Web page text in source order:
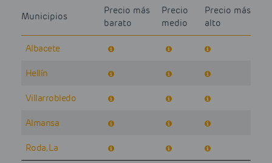
Municipios
Precio más
barato
Precio
medio
Precio más
alto
Albacete
Hellín
Villarrobledo
Almansa
Roda, La